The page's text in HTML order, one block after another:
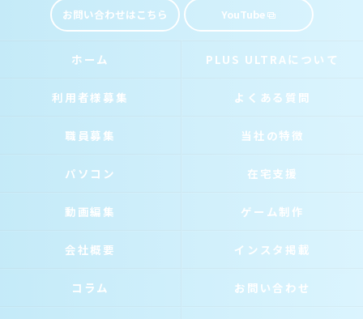
お問い合わせはこちら YouTube
ホーム PLUS ULTRAについて
利用者様募集 よくある質問
職員募集 当社の特徴
パソコン 在宅支援
動画編集 ゲーム制作
会社概要 インスタ掲載
コラム お問い合わせ